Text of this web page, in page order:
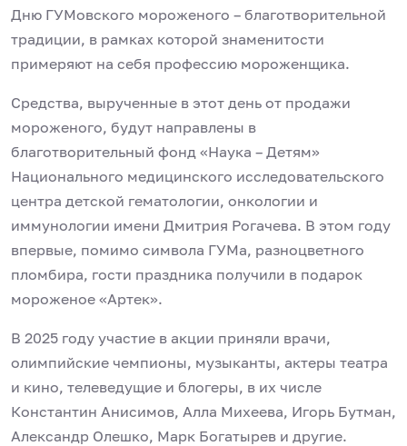
Дню ГУМовского мороженого – благотворительной
традиции, в рамках которой знаменитости
примеряют на себя профессию мороженщика.
Средства, вырученные в этот день от продажи
мороженого, будут направлены в
благотворительный фонд «Наука – Детям»
Национального медицинского исследовательского
центра детской гематологии, онкологии и
иммунологии имени Дмитрия Рогачева. В этом году
впервые, помимо символа ГУМа, разноцветного
пломбира, гости праздника получили в подарок
мороженое «Артек».
В 2025 году участие в акции приняли врачи,
олимпийские чемпионы, музыканты, актеры театра
и кино, телеведущие и блогеры, в их числе
Константин Анисимов, Алла Михеева, Игорь Бутман,
Александр Олешко, Марк Богатырев и другие.